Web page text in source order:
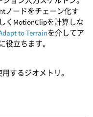
ノードをチェーン化す
くMotionClipを計算しな
to Terrainを介してア
役立ちます。
するジオメトリ。